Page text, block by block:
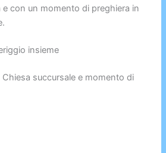
con un momento di preghiera in
insieme
succursale e momento di